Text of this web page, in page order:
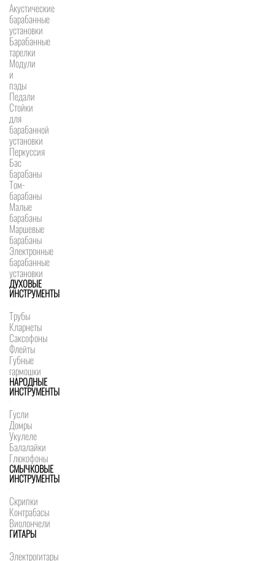
Акустические
барабанные
установки
Барабанные
тарелки
Модули
и
пэды
Педали
Стойки
для
барабанной
установки
Перкуссия
Бас
барабаны
Том-
барабаны
Малые
барабаны
Маршевые
барабаны
Электронные
барабанные
установки
ДУХОВЫЕ
ИНСТРУМЕНТЫ
Трубы
Кларнеты
Саксофоны
Флейты
Губные
гармошки
НАРОДНЫЕ
ИНСТРУМЕНТЫ
Гусли
Домры
Укулеле
Балалайки
Глюкофоны
СМЫЧКОВЫЕ
ИНСТРУМЕНТЫ
Скрипки
Контрабасы
Виолончели
ГИТАРЫ
Электрогитары